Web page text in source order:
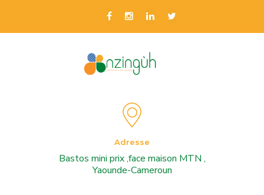
Adresse
Bastos mini prix ,face maison MTN ,
Yaounde-Cameroun